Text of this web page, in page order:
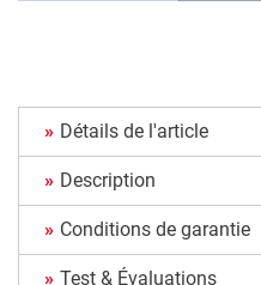
Détails de l'article
Description
Conditions de garantie
Test & Évaluations